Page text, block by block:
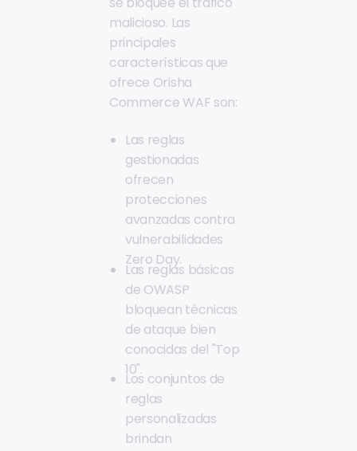
malicioso. Las
principales
características que
ofrece Orisha
Commerce WAF son:
Las reglas
gestionadas
ofrecen
protecciones
avanzadas contra
vulnerabilidades
Zero Day.
Las reglas básicas
de OWASP
bloquean técnicas
de ataque bien
conocidas del "Top
10".
Los conjuntos de
reglas
personalizadas
brindan